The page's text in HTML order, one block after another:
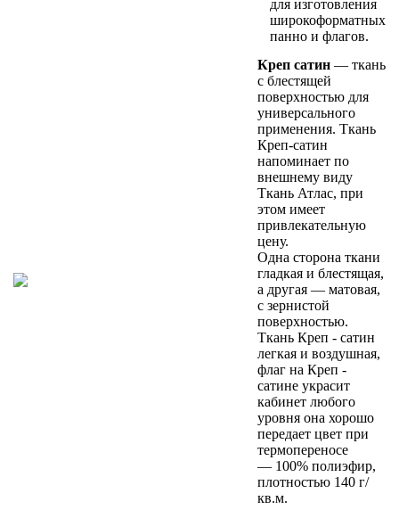
для изготовления
широкоформатных
панно и флагов.
Креп сатин — ткань
с блестящей
поверхностью для
универсального
применения. Ткань
Креп-сатин
напоминает по
внешнему виду
Ткань Атлас, при
этом имеет
привлекательную
цену.
Одна сторона ткани
гладкая и блестящая,
а другая — матовая,
с зернистой
поверхностью.
Ткань Креп - сатин
легкая и воздушная,
флаг на Креп -
сатине украсит
кабинет любого
уровня она хорошо
передает цвет при
термопереносе
— 100% полиэфир,
плотностью 140 г/
кв.м.